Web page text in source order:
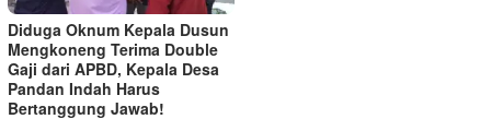
Diduga Oknum Kepala Dusun
Mengkoneng Terima Double
Gaji dari APBD, Kepala Desa
Pandan Indah Harus
Bertanggung Jawab!